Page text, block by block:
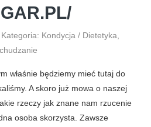
Kategoria: Kondycja / Dietetyka,
właśnie będziemy mieć tutaj do
A skoro już mowa o naszej
rzeczy jak znane nam rzucenie
osoba skorzysta. Zawsze